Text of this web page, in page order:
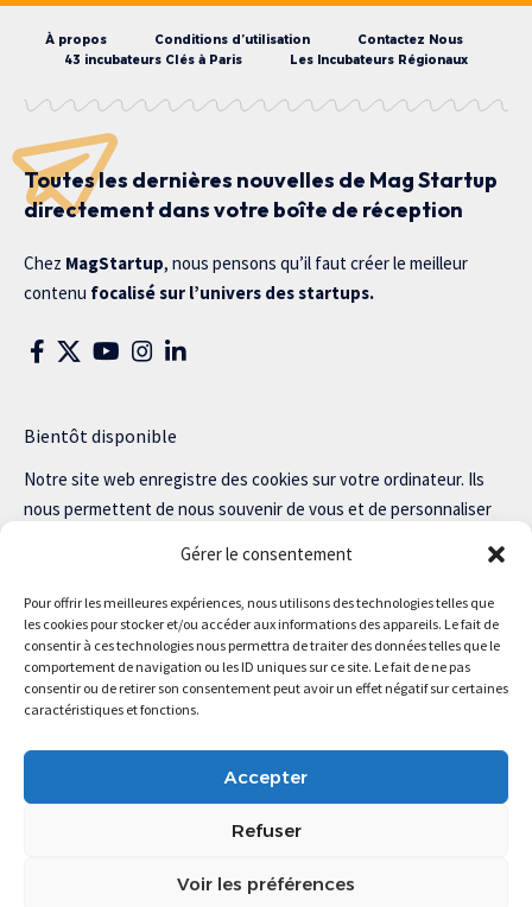
Gérer le consentement
Pour offrir les meilleures expériences, nous utilisons des technologies telles que
les cookies pour stocker et/ou accéder aux informations des appareils. Le fait de
consentir à ces technologies nous permettra de traiter des données telles que le
comportement de navigation ou les ID uniques sur ce site. Le fait de ne pas
consentir ou de retirer son consentement peut avoir un effet négatif sur certaines
caractéristiques et fonctions.
Accepter
Refuser
Voir les préférences
À propos Conditions d’utilisation
Contactez Nous
43 incubateurs Clés à Paris
Les Incubateurs Régionaux
Toutes les dernières nouvelles de Mag Startup
directement dans votre boîte de réception
Chez MagStartup, nous pensons qu’il faut créer le meilleur
contenu focalisé sur l’univers des startups.
Bientôt disponible
Notre site web enregistre des cookies sur votre ordinateur. Ils
nous permettent de nous souvenir de vous et de personnaliser
Magstartup.com © 2025 Tous droits réservés.